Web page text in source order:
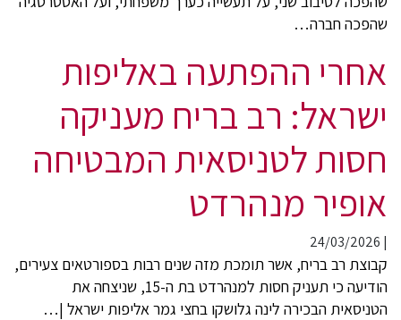
שהפכה חברה…
אחרי ההפתעה באליפות
ישראל: רב בריח מעניקה
חסות לטניסאית המבטיחה
אופיר מנהרדט
|
24/03/2026
קבוצת רב בריח, אשר תומכת מזה שנים רבות בספורטאים צעירים,
הודיעה כי תעניק חסות למנהרדט בת ה-15, שניצחה את
הטניסאית הבכירה לינה גלושקו בחצי גמר אליפות ישראל |…